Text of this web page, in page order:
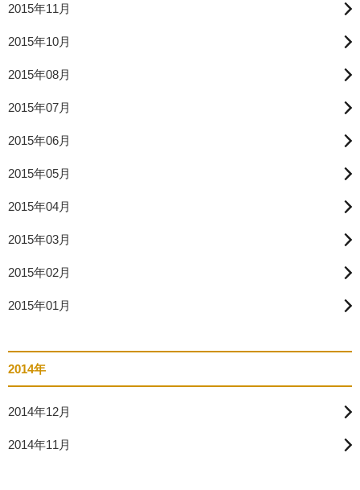
2015年11月
2015年10月
2015年08月
2015年07月
2015年06月
2015年05月
2015年04月
2015年03月
2015年02月
2015年01月
2014年
2014年12月
2014年11月